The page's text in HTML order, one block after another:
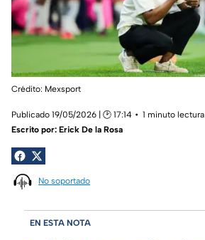
Crédito: Mexsport
Publicado 19/05/2026 | 🕑 17:14
1 minuto lectura
Escrito por: Erick De la Rosa
No soportado
EN ESTA NOTA